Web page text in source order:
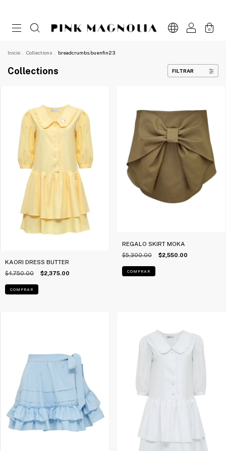
0
Inicio . Collections . breadcrumbs.buenfin23
Collections FILTRAR
KAORI DRESS BUTTER
$4,750.00 $2,375.00
COMPRAR
REGALO SKIRT MOKA
$5,300.00 $2,550.00
COMPRAR